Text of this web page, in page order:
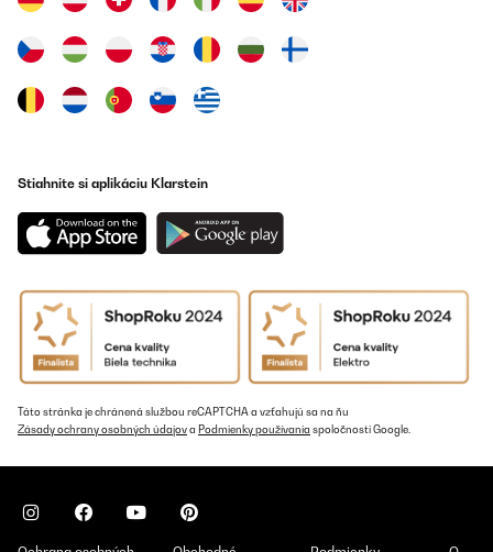
Stiahnite si aplikáciu Klarstein
Táto stránka je chránená službou reCAPTCHA a vzťahujú sa na ňu
Zásady ochrany osobných údajova Podmienky používania spoločnosti Google.